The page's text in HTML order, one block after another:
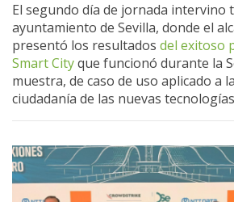
El segundo día de jornada intervino
ayuntamiento de Sevilla, donde el
presentó los resultados del exitoso
Smart Cityque funcionó durante la
muestra, de caso de uso aplicado a
ciudadanía de las nuevas tecnologías